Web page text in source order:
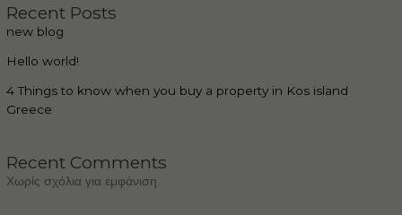
Recent Posts
new blog
Hello world!
4 Things to know when you buy a property in Kos island
Greece
Recent Comments
Χωρίς σχόλια για εμφάνιση.